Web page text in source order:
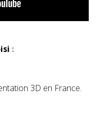
:
3D en France.